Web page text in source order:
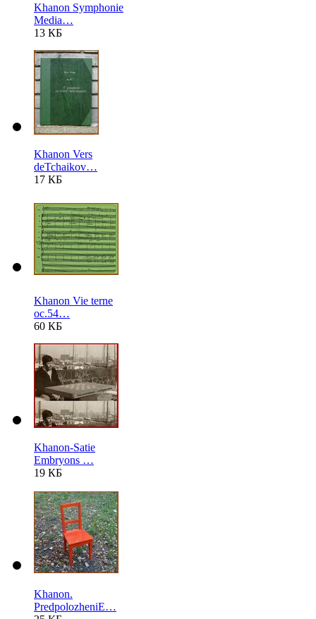
Khanon Symphonie
Media…
13 КБ
Khanon Vers
deTchaikov…
17 КБ
Khanon Vie terne
oc.54…
60 КБ
Khanon-Satie
Embryons …
19 КБ
Khanon.
PredpolozheniE…